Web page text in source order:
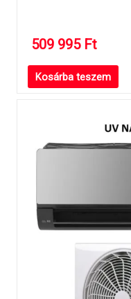
509 995 Ft
Kosárba teszem